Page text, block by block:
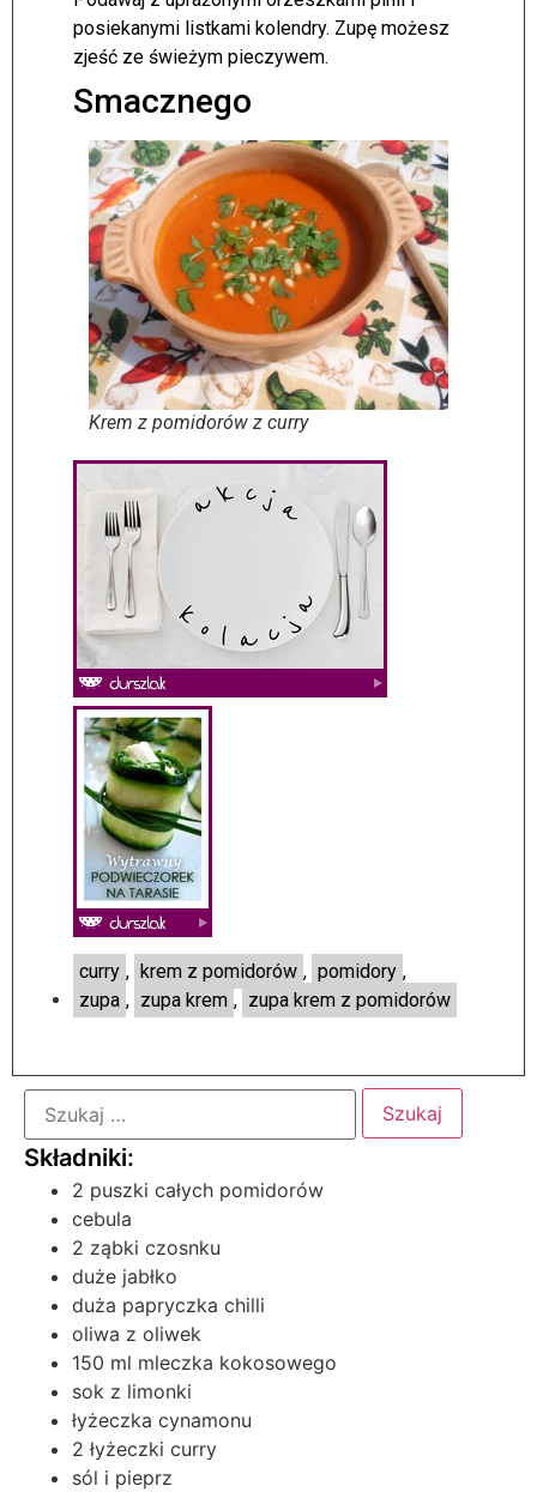
posiekanymi listkami kolendry. Zupę możesz
zjeść ze świeżym pieczywem.
Smacznego
Krem z pomidorów z curry
curry , krem z pomidorów , pomidory ,
zupa , zupa krem , zupa krem z pomidorów
2 puszki całych pomidorów
cebula
2 ząbki czosnku
duże jabłko
duża papryczka chilli
oliwa z oliwek
150 ml mleczka kokosowego
sok z limonki
łyżeczka cynamonu
2 łyżeczki curry
sól i pieprz